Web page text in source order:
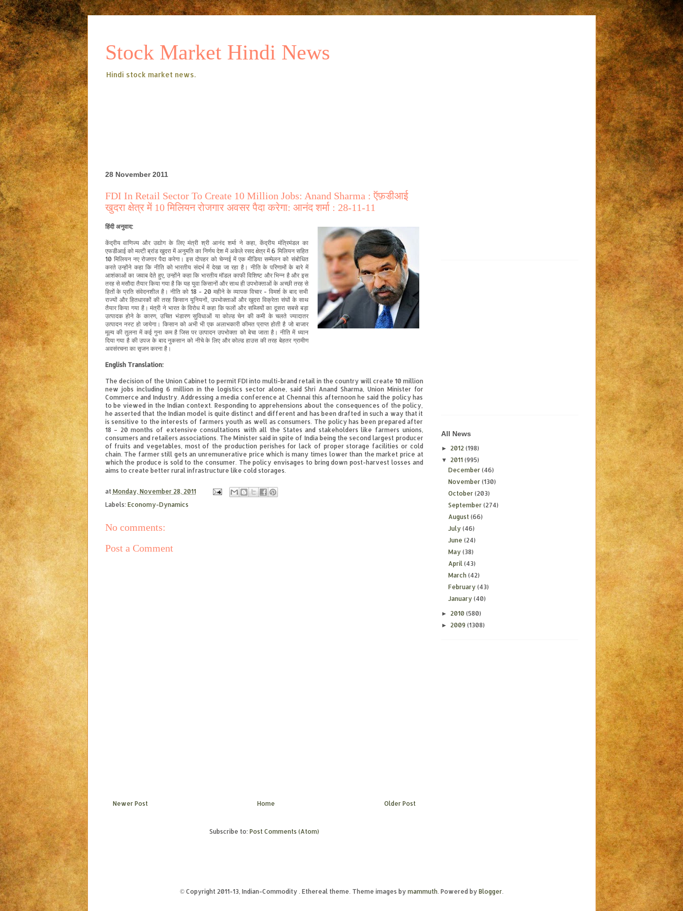
Stock Market Hindi News
Hindi stock market news.
28 November 2011
FDI In Retail Sector To Create 10 Million Jobs: Anand Sharma : ऍफ़डीआई
खुदरा क्षेत्र में 10 मिलियन रोजगार अवसर पैदा करेगा: आनंद शर्मा : 28-11-11
हिंदी अनुवाद:
केंद्रीय वाणिज्य और उद्योग के लिए मंत्री श्री आनंद शर्मा ने कहा, केंद्रीय मंत्रिमंडल का
एफडीआईको मल्टी ब्रांडखुदरा में अनुमतिका निर्णय देश में अकेले रसद क्षेत्र में 6 मिलियन सहित
10 मिलियन नए रोजगार पैदा करेगा ।इस दोपहर को चेन्नई में एक मीडिया सम्मेलन को संबोधित
करते उन्होंने कहा कि नीति को भारतीय संदर्भ में देखा जारहा है। नीति के परिणामों के बारे में
आशंकाओं का जवाब देते हुए, उन्होंने कहा कि भारतीय मॉडल काफी विशिष्ट और भिन्न है और इस
तरह से मसौदा तैयार किया गया हैकि यह युवाकिसानों और साथ ही उपभोक्ताओंके अच्छी तरह से
हितों के प्रति संवेदनशील है ।नीति को 18 - 20 महीने के व्यापक विचार - विमर्श के बाद सभी
राज्यों और हितधारकों की तरह किसान यूनियनों, उपभोक्ताओं और खुदरा विक्रेता संघों के साथ
तैयार किया गया है।मंत्री ने भारत के विरोधमें कहा कि फलों और सब्जियों का दूसरा सबसे बड़ा
उत्पादक होनेके कारण, उचित भंडारण सुविधाओं या कोल्ड चेन की कमी के चलते ज्यादातर
उत्पादन नस्ट हो जायेगा। किसानको अभी भी एक अलाभकारी कीमत प्राप्त होती है जो बाजार
मूल्य की तुलना में कई गुना कम है जिस परउत्पादन उपभोक्ता को बेचा जाता है।नीति में ध्यान
दिया गया है कीउपज के बादनुकसान को नीचे के लिए और कोल्ड हाउस की तरह बेहतर ग्रामीण
अवसंरचना का सृजन करना है।
English Translation:
The decision of the Union Cabinet to permit FDI into multi-brand retail in the country will create 10 million
new jobs including 6 million in the logistics sector alone, said Shri Anand Sharma, Union Minister for
Commerce and Industry. Addressing a media conference at Chennai this afternoon he said the policy has
to be viewed in the Indian context. Responding to apprehensions about the consequences of the policy,
he asserted that the Indian model is quite distinct and different and has been drafted in such a way that it
is sensitive to the interests of farmers youth as well as consumers. The policy has been prepared after
18 – 20 months of extensive consultations with all the States and stakeholders like farmers unions,
consumers and retailers associations. The Minister said in spite of India being the second largest producer
of fruits and vegetables, most of the production perishes for lack of proper storage facilities or cold
chain. The farmer still gets an unremunerative price which is many times lower than the market price at
which the produce is sold to the consumer. The policy envisages to bring down post-harvest losses and
aims to create better rural infrastructure like cold storages.
at Monday, November 28, 2011
Labels: Economy-Dynamics
No comments:
Post a Comment
Newer Post Older Post
Home
Subscribe to: Post Comments (Atom)
All News
► 2012 (198)
▼ 2011 (995)
December (46)
November (130)
October (203)
September (274)
August (66)
July (46)
June (24)
May (38)
April (43)
March (42)
February (43)
January (40)
► 2010 (580)
► 2009 (1308)
© Copyright 2011-13, Indian-Commodity . Ethereal theme. Theme images by mammuth. Powered by Blogger.